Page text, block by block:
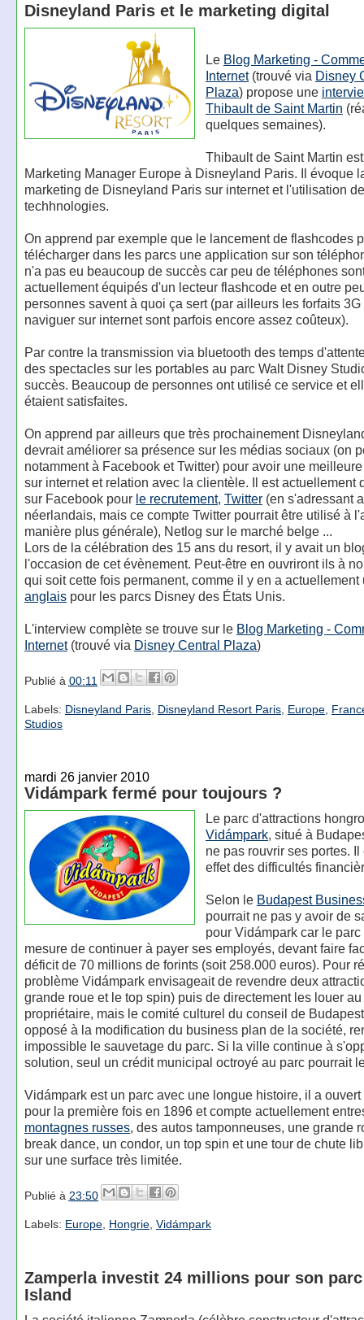
Disneyland Paris et le marketing digital
Le Blog Marketing -
Internet(trouvé via Disney
Plaza) propose une
Thibault de Saint Martin
quelques semaines).
Thibault de Saint Martin
Marketing Manager Europe à Disneyland Paris. Il évoque
marketing de Disneyland Paris sur internet et l'utilisation
techhnologies.
On apprend par exemple que le lancement de flashcodes
télécharger dans les parcs une application sur son
n'a pas eu beaucoup de succès car peu de téléphones
actuellement équipés d'un lecteur flashcode et en outre
personnes savent à quoi ça sert (par ailleurs les forfaits 3G
naviguer sur internet sont parfois encore assez coûteux).
Par contre la transmission via bluetooth des temps
des spectacles sur les portables au parc Walt Disney
succès. Beaucoup de personnes ont utilisé ce service et
étaient satisfaites.
On apprend par ailleurs que très prochainement
devrait améliorer sa présence sur les médias sociaux (on
notamment à Facebook et Twitter) pour avoir une
sur internet et relation avec la clientèle. Il est actuellement
sur Facebook pour le recrutement, Twitter(en s'adressant
néerlandais, mais ce compte Twitter pourrait être utilisé à
manière plus générale), Netlog sur le marché belge ...
Lors de la célébration des 15 ans du resort, il y avait un
l'occasion de cet évènement. Peut-être en ouvriront ils à
qui soit cette fois permanent, comme il y en a
anglaispour les parcs Disney des États Unis.
L'interview complète se trouve sur le Blog Marketing -
Internet(trouvé via Disney Central Plaza)
Publié à 00:11
Labels: Disneyland Paris, Disneyland Resort Paris, Europe,
Studios
mardi 26 janvier 2010
Vidámpark fermé pour toujours ?
Le parc d'attractions
Vidámpark, situé à
ne pas rouvrir ses portes.
effet des difficultés
Selon le Budapest
pourrait ne pas y avoir de
pour Vidámpark car le
mesure de continuer à payer ses employés, devant faire
déficit de 70 millions de forints (soit 258.000 euros). Pour
problème Vidámpark envisageait de revendre deux
grande roue et le top spin) puis de directement les louer
propriétaire, mais le comité culturel du conseil de
opposé à la modification du business plan de la société,
impossible le sauvetage du parc. Si la ville continue à
solution, seul un crédit municipal octroyé au parc pourrait
Vidámpark est un parc avec une longue histoire, il a ouvert
pour la première fois en 1896 et compte actuellement
montagnes russes, des autos tamponneuses, une grande
break dance, un condor, un top spin et une tour de chute
sur une surface très limitée.
Publié à 23:50
Labels: Europe, Hongrie, Vidámpark
Zamperla investit 24 millions pour son parc
Island